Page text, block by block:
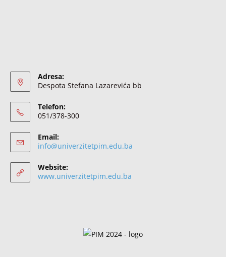
Adresa:
Despota Stefana Lazarevića bb
Telefon:
051/378-300
Email:
info@univerzitetpim.edu.ba
Website:
www.univerzitetpim.edu.ba